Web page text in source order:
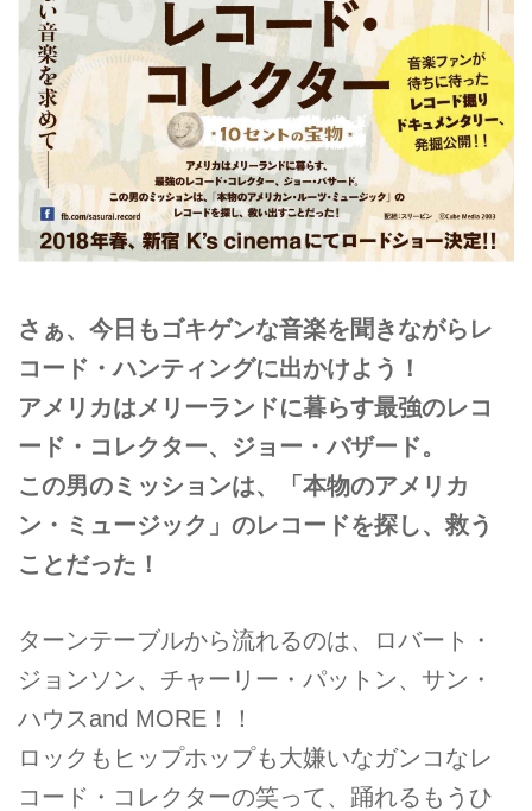
さぁ、今日もゴキゲンな音楽を聞きながらレ
コード・ハンティングに出かけよう！
アメリカはメリーランドに暮らす最強のレコ
ード・コレクター、ジョー・バザード。
この男のミッションは、「本物のアメリカ
ン・ミュージック」のレコードを探し、救う
ことだった！
ターンテーブルから流れるのは、ロバート・
ジョンソン、チャーリー・パットン、サン・
ハウスand MORE！！
ロックもヒップホップも大嫌いなガンコなレ
コード・コレクターの笑って、踊れるもうひ